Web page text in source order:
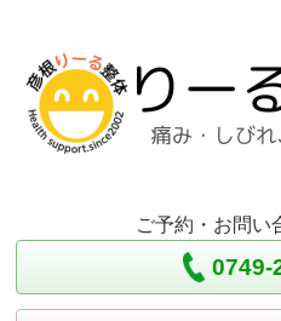
ご予約・お問い
0749-